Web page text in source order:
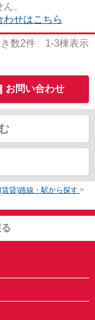
。
せはこちら
数2件 1-3棟表示
お問い合わせ
(賃貸)路線・駅から探す >